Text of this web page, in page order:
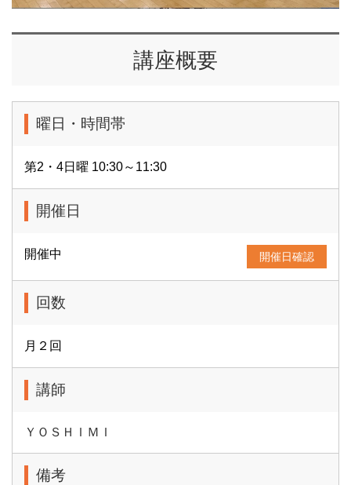
講座概要
曜日・時間帯
第2・4日曜 10:30～11:30
開催日
開催中 開催日確認
回数
月２回
講師
ＹＯＳＨＩＭＩ
備考